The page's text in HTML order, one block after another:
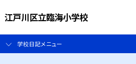
江戸川区立臨海小学校
学校日記メニュー